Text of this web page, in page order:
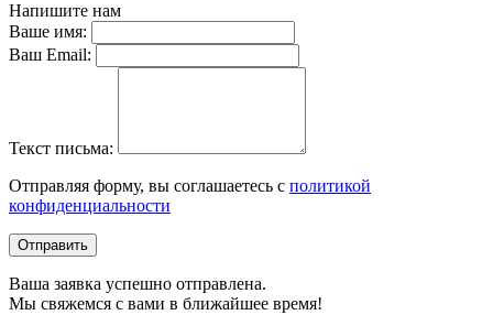
Напишите нам
Ваше имя:
Ваш Email:
Текст письма:
Отправляя форму, вы соглашаетесь с политикой
конфиденциальности
Отправить
Ваша заявка успешно отправлена.
Мы свяжемся с вами в ближайшее время!